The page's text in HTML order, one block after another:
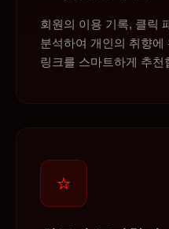
회원의 이용 기록, 클릭
분석하여 개인의 취향에
링크를 스마트하게 추천
⭐